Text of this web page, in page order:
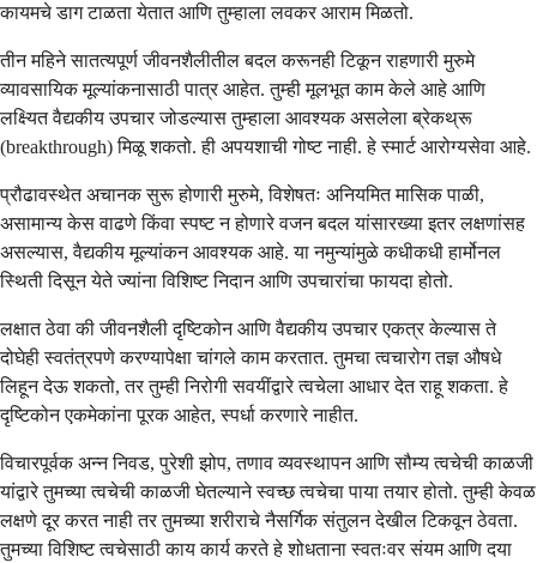
कायमचे डाग टाळता येतात आणि तुम्हाला लवकर आराम मिळतो.
तीन महिने सातत्यपूर्ण जीवनशैलीतील बदल करूनही टिकून राहणारी मुरुमे
व्यावसायिक मूल्यांकनासाठी पात्र आहेत. तुम्ही मूलभूत काम केले आहे आणि
लक्ष्यित वैद्यकीय उपचार जोडल्यास तुम्हाला आवश्यक असलेला ब्रेकथ्रू
(breakthrough) मिळू शकतो. ही अपयशाची गोष्ट नाही. हे स्मार्ट आरोग्यसेवा आहे.
प्रौढावस्थेत अचानक सुरू होणारी मुरुमे, विशेषतः अनियमित मासिक पाळी,
असामान्य केस वाढणे किंवा स्पष्ट न होणारे वजन बदल यांसारख्या इतर लक्षणांसह
असल्यास, वैद्यकीय मूल्यांकन आवश्यक आहे. या नमुन्यांमुळे कधीकधी हार्मोनल
स्थिती दिसून येते ज्यांना विशिष्ट निदान आणि उपचारांचा फायदा होतो.
लक्षात ठेवा की जीवनशैली दृष्टिकोन आणि वैद्यकीय उपचार एकत्र केल्यास ते
दोघेही स्वतंत्रपणे करण्यापेक्षा चांगले काम करतात. तुमचा त्वचारोग तज्ञ औषधे
लिहून देऊ शकतो, तर तुम्ही निरोगी सवयींद्वारे त्वचेला आधार देत राहू शकता. हे
दृष्टिकोन एकमेकांना पूरक आहेत, स्पर्धा करणारे नाहीत.
विचारपूर्वक अन्न निवड, पुरेशी झोप, तणाव व्यवस्थापन आणि सौम्य त्वचेची काळजी
यांद्वारे तुमच्या त्वचेची काळजी घेतल्याने स्वच्छ त्वचेचा पाया तयार होतो. तुम्ही केवळ
लक्षणे दूर करत नाही तर तुमच्या शरीराचे नैसर्गिक संतुलन देखील टिकवून ठेवता.
तुमच्या विशिष्ट त्वचेसाठी काय कार्य करते हे शोधताना स्वतःवर संयम आणि दया